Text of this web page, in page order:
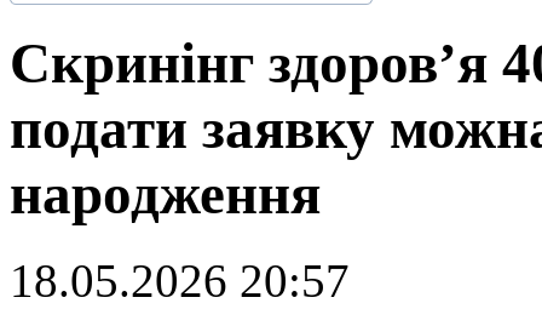
Скринінг здоров’я
подати заявку
народження
18.05.2026 20:57